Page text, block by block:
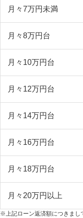
月々7万円未満
月々8万円台
月々10万円台
月々12万円台
月々14万円台
月々16万円台
月々18万円台
月々20万円以上
※上記ローン返済額につきまし